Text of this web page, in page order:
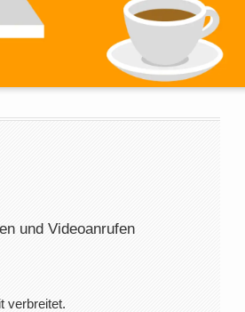
und Videoanrufen
verbreitet.